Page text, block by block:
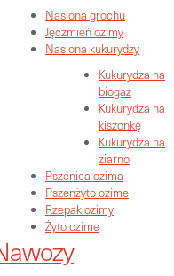
Nasiona grochu
Jęczmień ozimy
Nasiona kukurydzy
Kukurydza na
biogaz
Kukurydza na
kiszonkę
Kukurydza na
ziarno
Pszenica ozima
Pszenżyto ozime
Rzepak ozimy
Żyto ozime